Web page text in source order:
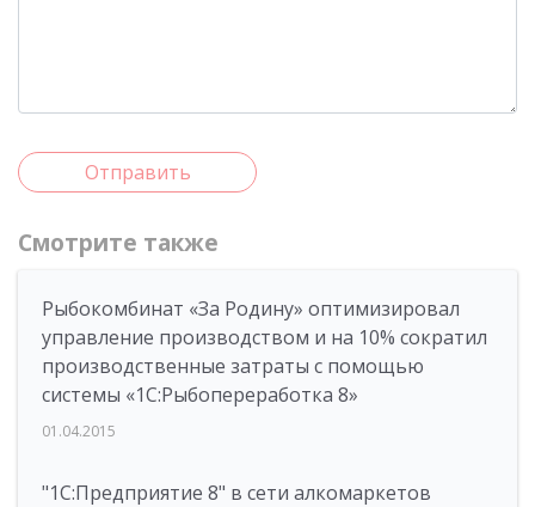
Отправить
Смотрите также
Рыбокомбинат «За Родину» оптимизировал
управление производством и на 10% сократил
производственные затраты с помощью
системы «1С:Рыбопереработка 8»
01.04.2015
"1С:Предприятие 8" в сети алкомаркетов